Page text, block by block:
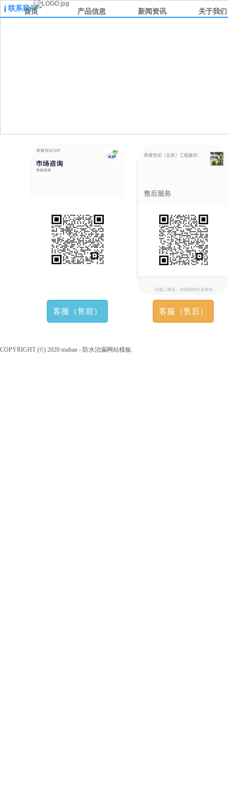
首页 产品信息 新闻资讯 关于我们
联系我们
客服（售前） 客服（售后）
COPYRIGHT (©) 2020 muban - 防水治漏网站模板.